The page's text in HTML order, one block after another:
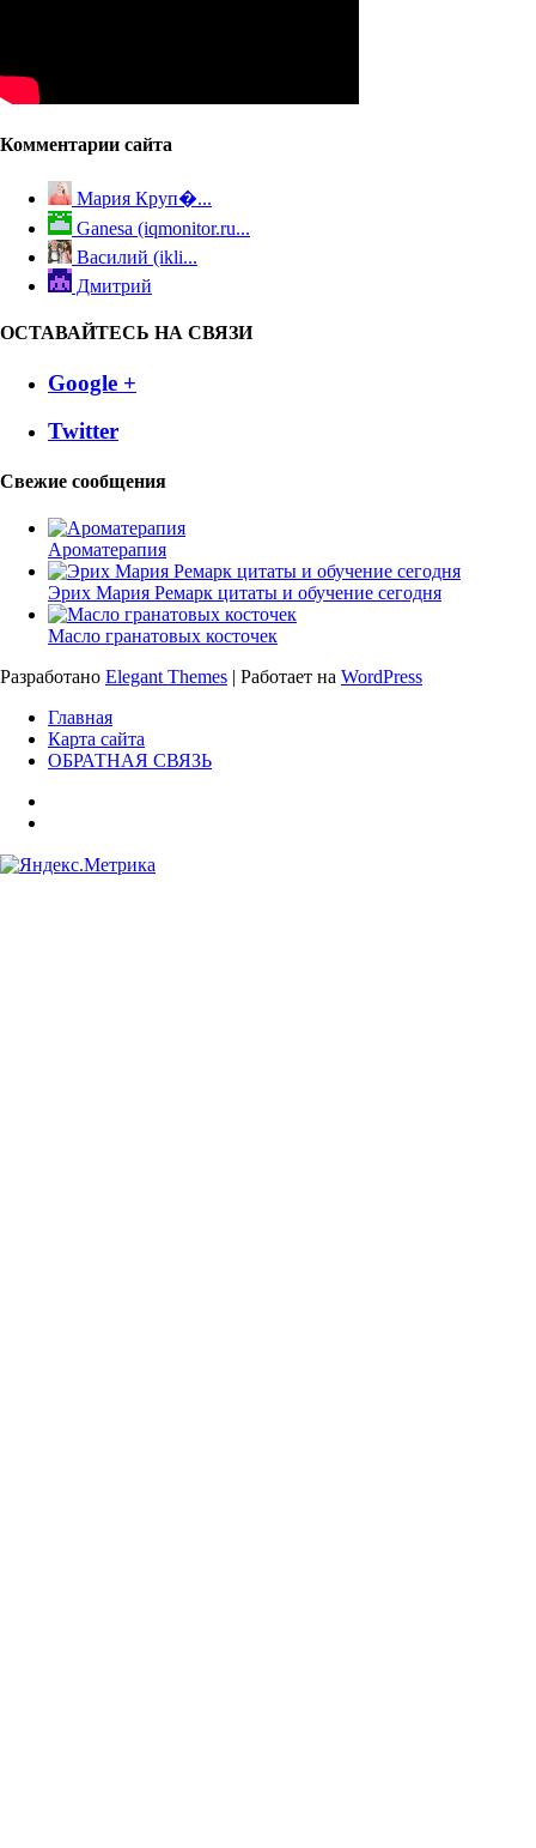
Комментарии сайта
Мария Круп�...
Ganesa (iqmonitor.ru...
Василий (ikli...
Дмитрий
ОСТАВАЙТЕСЬ НА СВЯЗИ
Google +
Twitter
Свежие сообщения
Ароматерапия
Эрих Мария Ремарк цитаты и обучение сегодня
Масло гранатовых косточек
Разработано Elegant Themes | Работает на WordPress
Главная
Карта сайта
ОБРАТНАЯ СВЯЗЬ